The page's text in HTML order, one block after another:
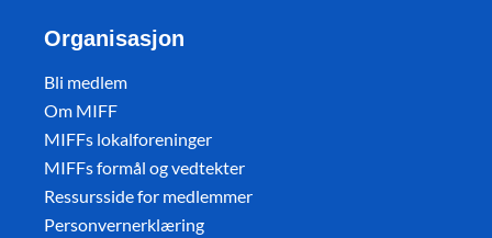
Organisasjon
Bli medlem
Om MIFF
MIFFs lokalforeninger
MIFFs formål og vedtekter
Ressursside for medlemmer
Personvernerklæring